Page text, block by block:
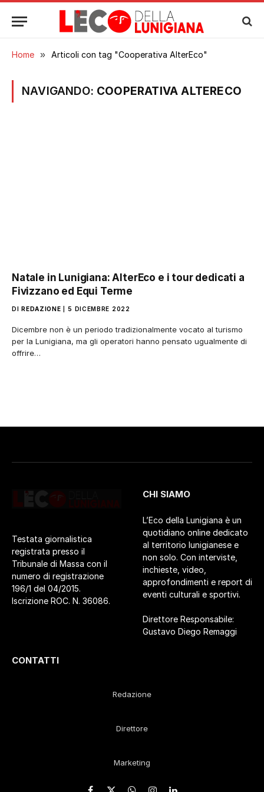
Home » Articoli con tag "Cooperativa AlterEco"
NAVIGANDO: COOPERATIVA ALTERECO
Natale in Lunigiana: AlterEco e i tour dedicati a
Fivizzano ed Equi Terme
DI REDAZIONE 5 DICEMBRE 2022
Dicembre non è un periodo tradizionalmente vocato al turismo
per la Lunigiana, ma gli operatori hanno pensato ugualmente di
offrire…
Testata giornalistica
registrata presso il
Tribunale di Massa con il
numero di registrazione
196/1 del 04/2015.
Iscrizione ROC. N. 36086.
CHI SIAMO
L’Eco della Lunigiana è un
quotidiano online dedicato
al territorio lunigianese e
non solo. Con interviste,
inchieste, video,
approfondimenti e report di
eventi culturali e sportivi.
Direttore Responsabile:
Gustavo Diego Remaggi
CONTATTI
Redazione
Direttore
Marketing